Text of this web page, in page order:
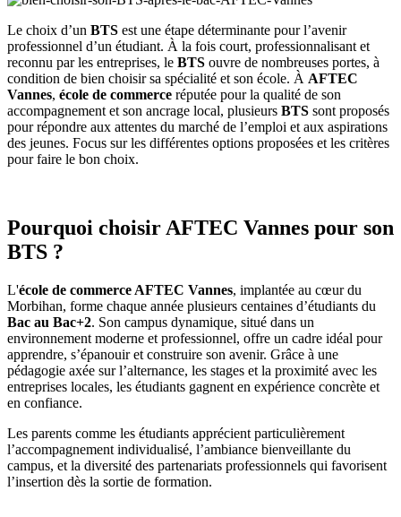
Le choix d’un BTS est une étape déterminante pour l’avenir
professionnel d’un étudiant. À la fois court, professionnalisant et
reconnu par les entreprises, le BTS ouvre de nombreuses portes, à
condition de bien choisir sa spécialité et son école. À AFTEC
Vannes, école de commerce réputée pour la qualité de son
accompagnement et son ancrage local, plusieurs BTS sont proposés
pour répondre aux attentes du marché de l’emploi et aux aspirations
des jeunes. Focus sur les différentes options proposées et les critères
pour faire le bon choix.
Pourquoi choisir AFTEC Vannes pour son
BTS ?
L'école de commerce AFTEC Vannes, implantée au cœur du
Morbihan, forme chaque année plusieurs centaines d’étudiants du
Bac au Bac+2. Son campus dynamique, situé dans un
environnement moderne et professionnel, offre un cadre idéal pour
apprendre, s’épanouir et construire son avenir. Grâce à une
pédagogie axée sur l’alternance, les stages et la proximité avec les
entreprises locales, les étudiants gagnent en expérience concrète et
en confiance.
Les parents comme les étudiants apprécient particulièrement
l’accompagnement individualisé, l’ambiance bienveillante du
campus, et la diversité des partenariats professionnels qui favorisent
l’insertion dès la sortie de formation.